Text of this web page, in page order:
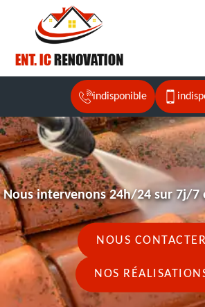
indisponible
Nous intervenons 24h/24 sur 7j/7
NOUS CONTACTER
NOS